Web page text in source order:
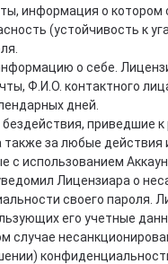
информация о котором
(устойчивость к
о себе.
Ф.И.О. контактного
дней.
приведшие
за любые
использованием
Лицензиара о
своего пароля.
его учетные